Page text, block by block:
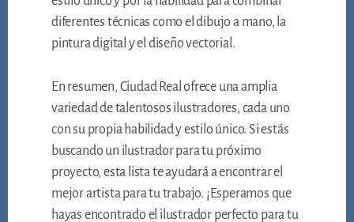
diferentes técnicas como el dibujo a mano, la
pintura digital y el diseño vectorial.
En resumen, Ciudad Real ofrece una amplia
variedad de talentosos ilustradores, cada uno
con su propia habilidad y estilo único. Si estás
buscando un ilustrador para tu próximo
proyecto, esta lista te ayudará a encontrar el
mejor artista para tu trabajo. ¡Esperamos que
hayas encontrado el ilustrador perfecto para tu